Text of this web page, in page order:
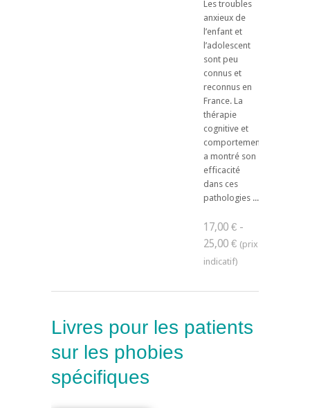
Les troubles
anxieux de
l’enfant et
l’adolescent
sont peu
connus et
reconnus en
France. La
thérapie
cognitive et
comportementale
a montré son
efficacité
dans ces
pathologies ...
17,00 € -
25,00 €
Livres pour les patients
sur les phobies
spécifiques